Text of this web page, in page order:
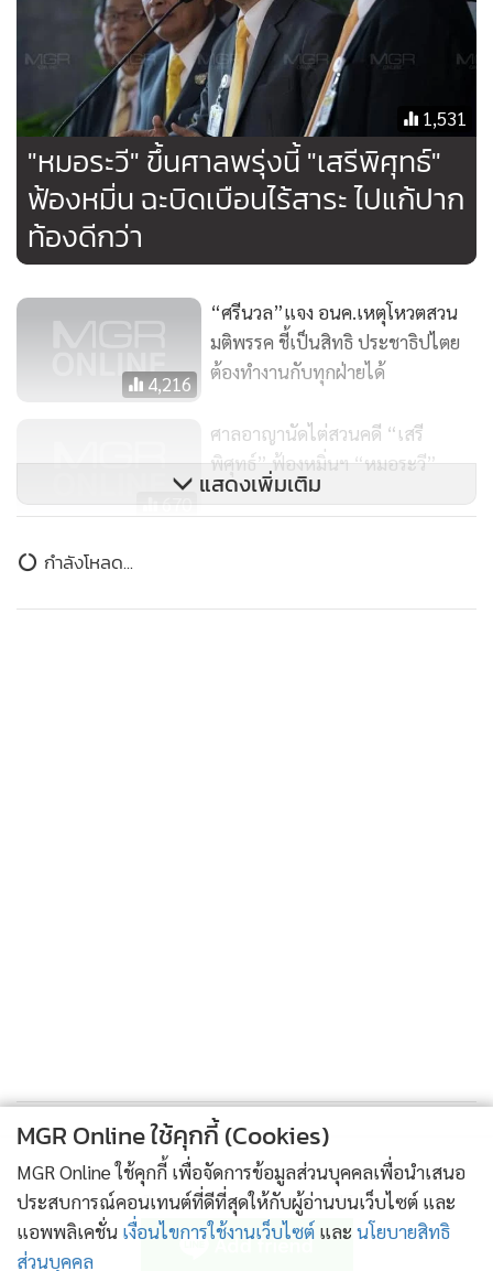
Celeb Online
Factcheck
• News1
Gotomanager
1,531
"หมอระวี" ขึ้นศาลพรุ่งนี้ "เสรีพิศุทธ์"
ฟ้องหมิ่น ฉะบิดเบือนไร้สาระ ไปแก้ปาก
ท้องดีกว่า
4,216
“ศรีนวล”แจง อนค.เหตุโหวตสวน
มติพรรค ชี้เป็นสิทธิ ประชาธิปไตย
ต้องทำงานกับทุกฝ่ายได้
670
ศาลอาญานัดไต่สวนคดี “เสรี
พิศุทธ์” ฟ้องหมิ่นฯ “หมอระวี”
ศาล นัดไกล่เกลี่ยอีกครั้ง 24 ส.ค.
แสดงเพิ่มเติม
กำลังโหลด...
ติดตามข่าวสารผ่านทาง LINE
MGR Online ใช้คุกกี้ (Cookies)
MGR Online ใช้คุกกี้ เพื่อจัดการข้อมูลส่วนบุคคลเพื่อนำเสนอ
ประสบการณ์คอนเทนต์ที่ดีที่สุดให้กับผู้อ่านบนเว็บไซต์ และ
แอพพลิเคชั่น เงื่อนไขการใช้งานเว็บไซต์ และ นโยบายสิทธิ
ส่วนบุคคล